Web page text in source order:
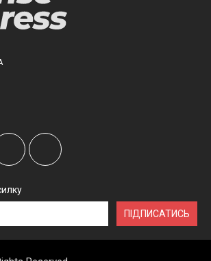
ПІДПИСАТИСЬ